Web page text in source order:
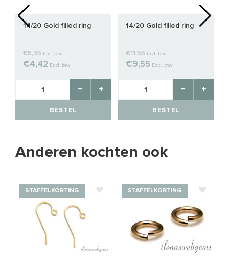
14/20 Gold filled ring
€5,35 Incl. btw
€4,42 Excl. btw
BESTEL
14/20 Gold filled ring
€11,55 Incl. btw
€9,55 Excl. btw
BESTEL
Anderen kochten ook
STAFFELKORTING STAFFELKORTING